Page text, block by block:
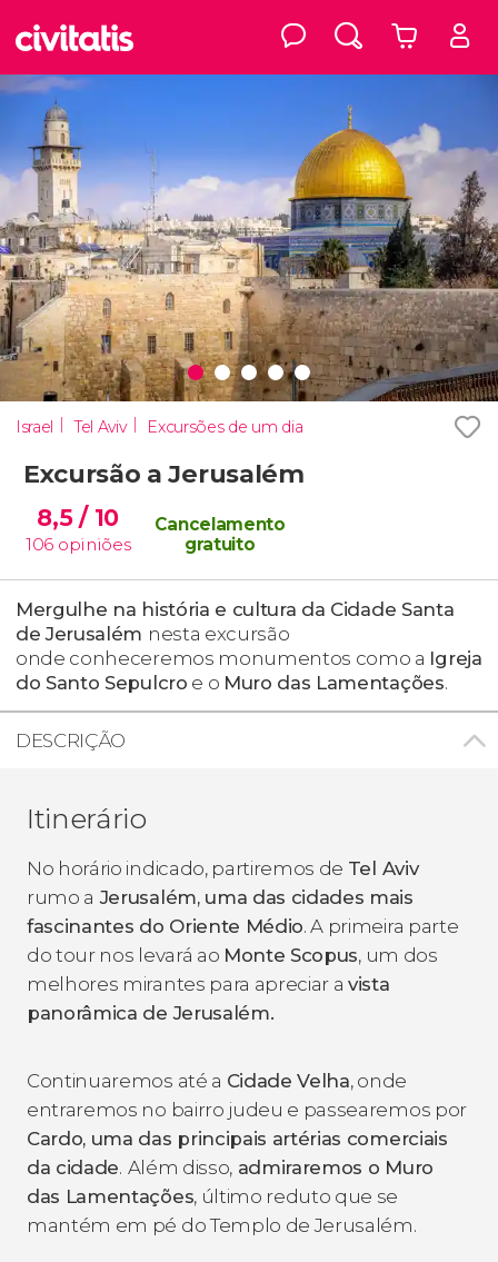
Israel Tel Aviv Excursões de um dia
Excursão a Jerusalém
8,5/ 10
106 opiniões
Cancelamento
gratuito
Mergulhe na história e cultura da Cidade Santa
de Jerusalém nesta excursão
onde conheceremos monumentos como a Igreja
do Santo Sepulcro e o Muro das Lamentações.
DESCRIÇÃO
Itinerário
No horário indicado, partiremos de Tel Aviv
rumo a Jerusalém, uma das cidades mais
fascinantes do Oriente Médio. A primeira parte
do tour nos levará ao Monte Scopus, um dos
melhores mirantes para apreciar avista
panorâmica de Jerusalém.
Continuaremos até a Cidade Velha, onde
entraremos no bairro judeu e passearemos por
Cardo, uma das principais artérias comerciais
da cidade. Além disso,admiraremos o Muro
das Lamentações, último reduto que se
mantém em pé do Templo de Jerusalém.